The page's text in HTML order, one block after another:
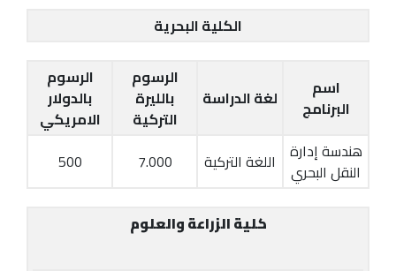
الكلية البحرية
اسم
البرنامج
لغة الدراسة
الرسوم
بالليرة
التركية
الرسوم
بالدولار
الامريكي
هندسة إدارة
النقل البحري
اللغة التركية 7.000
500
كلية الزراعة والعلوم